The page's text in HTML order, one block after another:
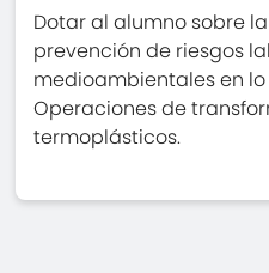
Dotar al alumno sobre
prevención de riesgos
medioambientales en
Operaciones de
termoplásticos.